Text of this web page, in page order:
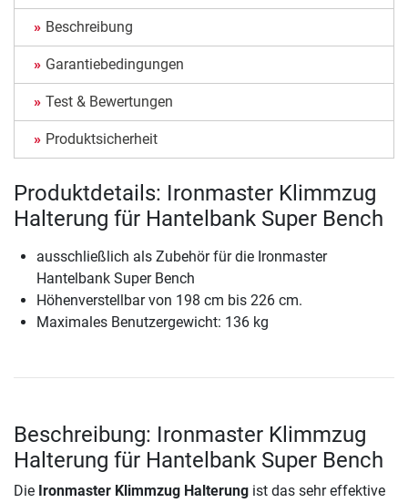
Beschreibung
Garantiebedingungen
Test & Bewertungen
Produktsicherheit
Produktdetails: Ironmaster Klimmzug
Halterung für Hantelbank Super Bench
ausschließlich als Zubehör für die Ironmaster
Hantelbank Super Bench
Höhenverstellbar von 198 cm bis 226 cm.
Maximales Benutzergewicht: 136 kg
Beschreibung: Ironmaster Klimmzug
Halterung für Hantelbank Super Bench
Die Ironmaster Klimmzug Halterung ist das sehr effektive